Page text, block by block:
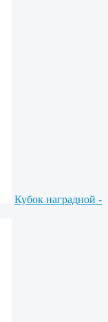
Кубок наградной -